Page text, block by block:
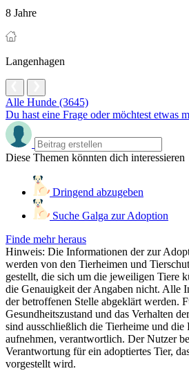
8 Jahre
Langenhagen
Alle Hunde (3645)
Du hast eine Frage oder möchtest etwas
Diese Themen könnten dich interessieren
Dringend abzugeben
Suche Galga zur Adoption
Finde mehr heraus
Hinweis: Die Informationen der zur
werden von den Tierheimen und
gestellt, die sich um die jeweiligen Tiere
die Genauigkeit der Angaben nicht. Alle
der betroffenen Stelle abgeklärt werden.
Gesundheitszustand und das Verhalten
sind ausschließlich die Tierheime und die
aufnehmen, verantwortlich. Der Nutzer
Verantwortung für ein adoptiertes Tier,
vorgestellt wird.